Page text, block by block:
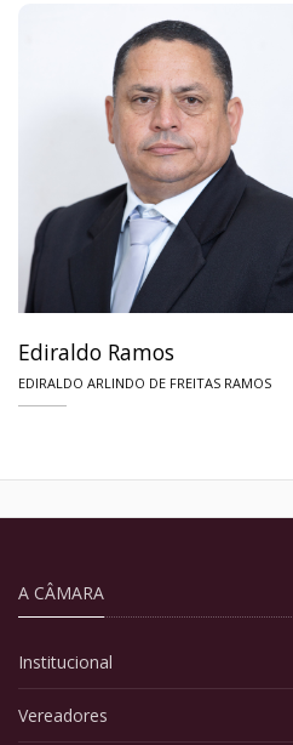
Ediraldo Ramos
EDIRALDO ARLINDO DE FREITAS RAMOS
A CÂMARA
Institucional
Vereadores